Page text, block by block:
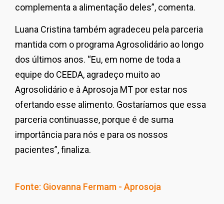
complementa a alimentação deles”, comenta.
Luana Cristina também agradeceu pela parceria
mantida com o programa Agrosolidário ao longo
dos últimos anos. “Eu, em nome de toda a
equipe do CEEDA, agradeço muito ao
Agrosolidário e à Aprosoja MT por estar nos
ofertando esse alimento. Gostaríamos que essa
parceria continuasse, porque é de suma
importância para nós e para os nossos
pacientes”, finaliza.
Fonte: Giovanna Fermam - Aprosoja